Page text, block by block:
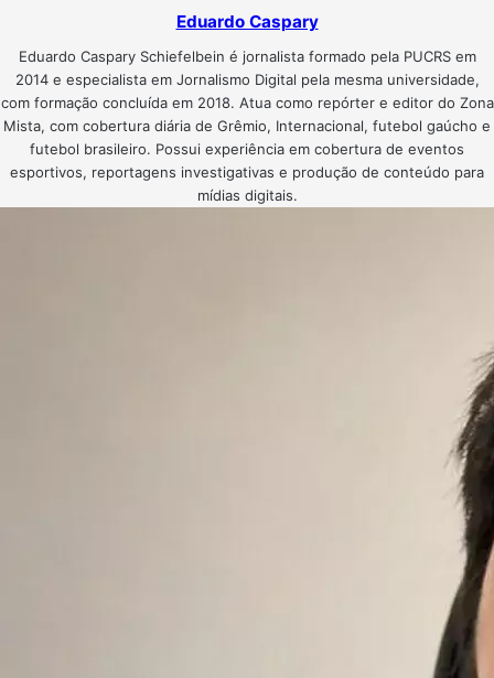
Eduardo Caspary
Eduardo Caspary Schiefelbein é jornalista formado pela PUCRS em
2014 e especialista em Jornalismo Digital pela mesma universidade,
com formação concluída em 2018. Atua como repórter e editor do Zona
Mista, com cobertura diária de Grêmio, Internacional, futebol gaúcho e
futebol brasileiro. Possui experiência em cobertura de eventos
esportivos, reportagens investigativas e produção de conteúdo para
mídias digitais.